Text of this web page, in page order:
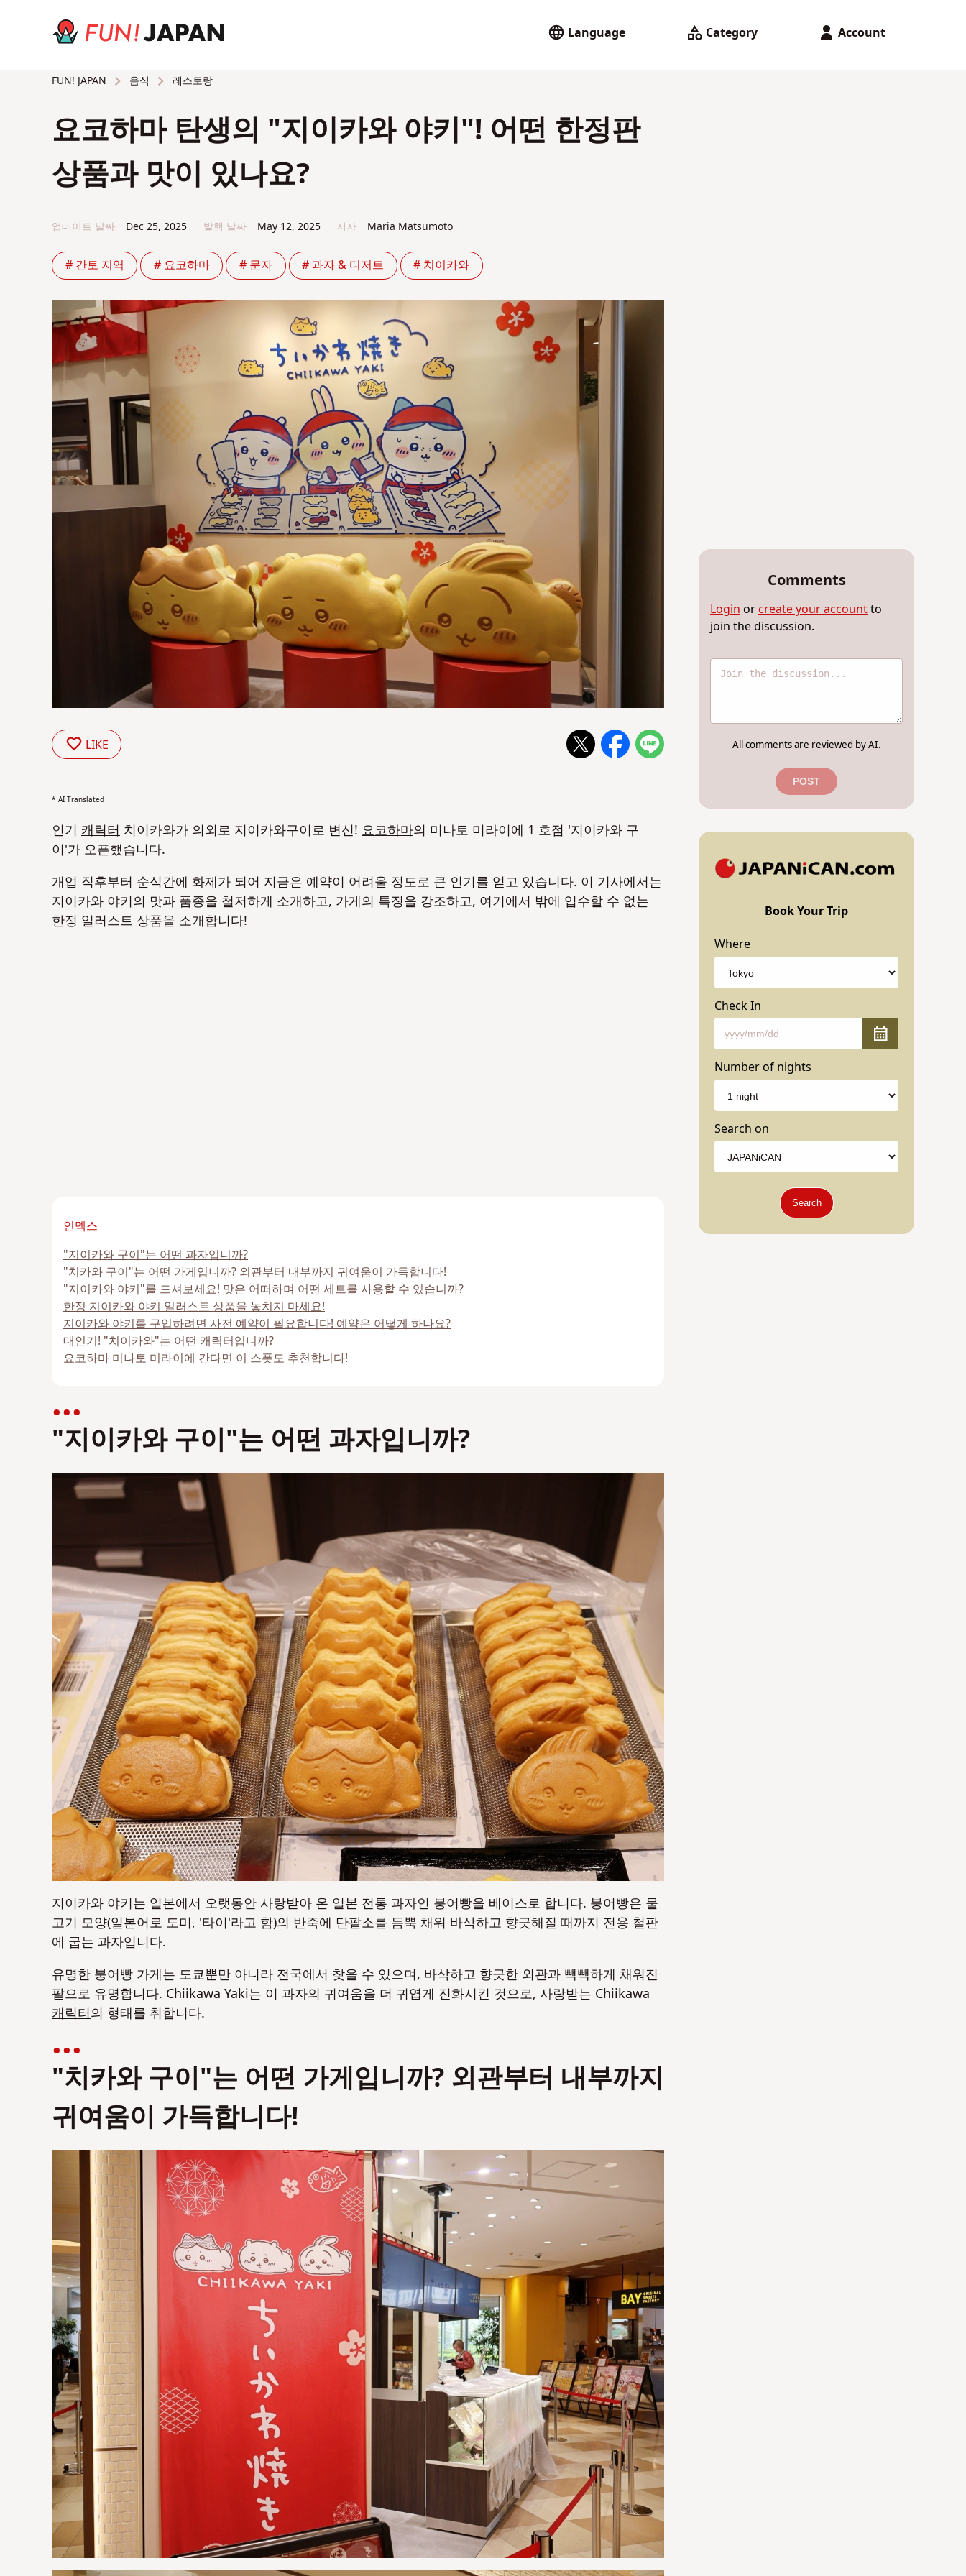
Language Category Account
FUN! JAPAN 음식 레스토랑
요코하마 탄생의 "지이카와 야키"! 어떤 한정판
상품과 맛이 있나요?
업데이트 날짜 Dec 25, 2025 발행 날짜 May 12, 2025 저자 Maria Matsumoto
# 간토 지역 # 요코하마 # 문자 # 과자 & 디저트 # 치이카와
LIKE
* AI Translated
인기 캐릭터치이카와가 의외로 지이카와구이로 변신! 요코하마의 미나토 미라이에 1 호점 '지이카와 구
이'가 오픈했습니다.
개업 직후부터 순식간에 화제가 되어 지금은 예약이 어려울 정도로 큰 인기를 얻고 있습니다. 이 기사에서는
지이카와 야키의 맛과 품종을 철저하게 소개하고, 가게의 특징을 강조하고, 여기에서 밖에 입수할 수 없는
한정 일러스트 상품을 소개합니다!
인덱스
"지이카와 구이"는 어떤 과자입니까?
"치카와 구이"는 어떤 가게입니까? 외관부터 내부까지 귀여움이 가득합니다!
"지이카와 야키"를 드셔보세요! 맛은 어떠하며 어떤 세트를 사용할 수 있습니까?
한정 지이카와 야키 일러스트 상품을 놓치지 마세요!
지이카와 야키를 구입하려면 사전 예약이 필요합니다! 예약은 어떻게 하나요?
대인기! "치이카와"는 어떤 캐릭터입니까?
요코하마 미나토 미라이에 간다면 이 스폿도 추천합니다!
"지이카와 구이"는 어떤 과자입니까?
지이카와 야키는 일본에서 오랫동안 사랑받아 온 일본 전통 과자인 붕어빵을 베이스로 합니다. 붕어빵은 물
고기 모양(일본어로 도미, '타이'라고 함)의 반죽에 단팥소를 듬뿍 채워 바삭하고 향긋해질 때까지 전용 철판
에 굽는 과자입니다.
유명한 붕어빵 가게는 도쿄뿐만 아니라 전국에서 찾을 수 있으며, 바삭하고 향긋한 외관과 빽빽하게 채워진
팥으로 유명합니다. Chiikawa Yaki는 이 과자의 귀여움을 더 귀엽게 진화시킨 것으로, 사랑받는 Chiikawa
캐릭터의 형태를 취합니다.
"치카와 구이"는 어떤 가게입니까? 외관부터 내부까지
귀여움이 가득합니다!
Comments
Login or create your accountto
join the discussion.
All comments are reviewed by AI.
POST
No
No
Book Your Trip
Where
Check In
Number of nights
Search on
Search